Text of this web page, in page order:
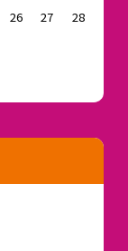
26 27
28